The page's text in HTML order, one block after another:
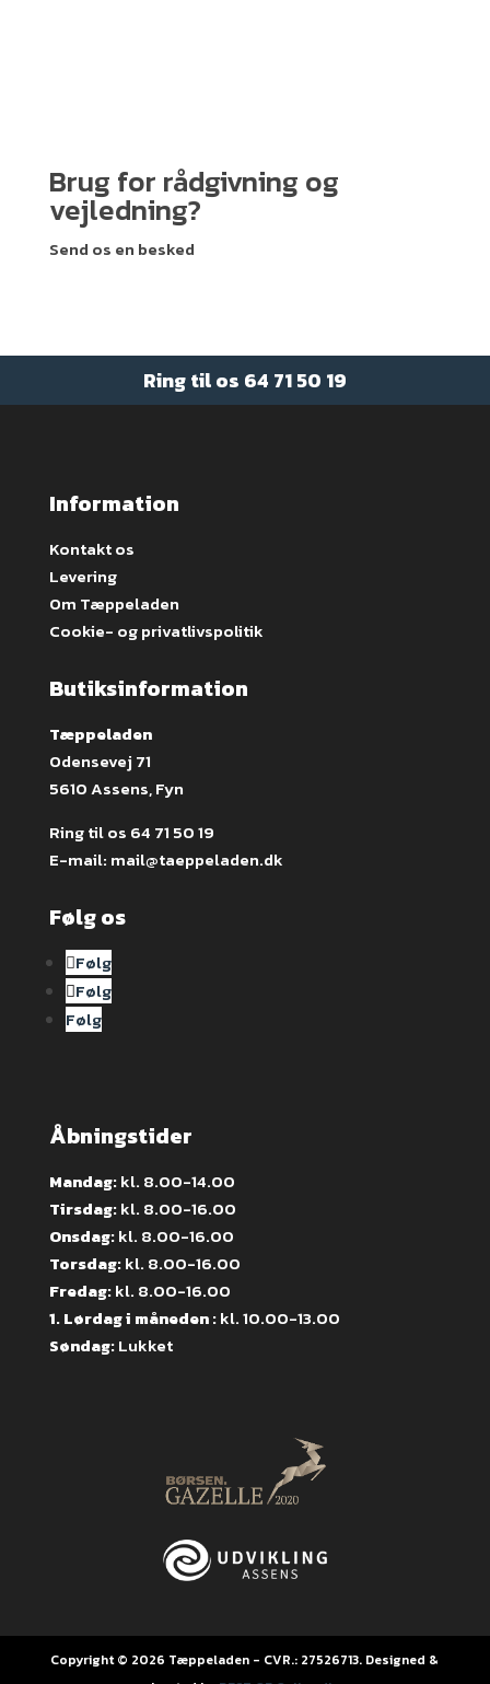
Brug for rådgivning og
vejledning?
Send os en besked
Ring til os 64 71 50 19
Information
Kontakt os
Levering
Om Tæppeladen
Cookie- og privatlivspolitik
Butiksinformation
Tæppeladen
Odensevej 71
5610 Assens, Fyn
Ring til os 64 71 50 19
E-mail: mail@taeppeladen.dk
Følg os
Følg
Følg
Følg
Åbningstider
Mandag:kl. 8.00-14.00
Tirsdag:kl. 8.00-16.00
Onsdag:kl. 8.00-16.00
Torsdag:kl. 8.00-16.00
Fredag:kl. 8.00-16.00
1. Lørdag i måneden :kl. 10.00-13.00
Søndag:Lukket
Copyright © 2026 Tæppeladen - CVR.: 27526713. Designed &